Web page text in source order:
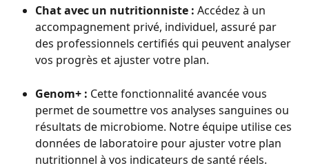
Chat avec un nutritionniste : Accédez à un
accompagnement privé, individuel, assuré par
des professionnels certifiés qui peuvent analyser
vos progrès et ajuster votre plan.
Genom+ : Cette fonctionnalité avancée vous
permet de soumettre vos analyses sanguines ou
résultats de microbiome. Notre équipe utilise ces
données de laboratoire pour ajuster votre plan
nutritionnel à vos indicateurs de santé réels.